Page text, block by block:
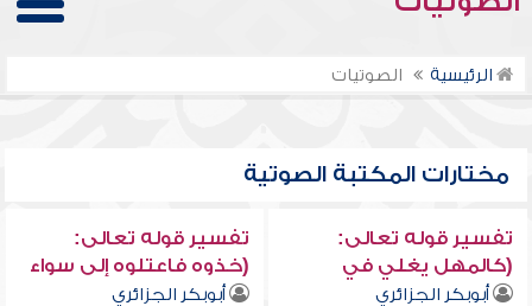
الرئيسية الصوتيات
مختارات المكتبة الصوتية
تفسير قوله تعالى:
(كالمهل يغلي في
البطون * كغلي الحميم)
أبوبكر الجزائري
تفسير قوله تعالى:
(خذوه فاعتلوه إلى سواء
الجحيم ...)
أبوبكر الجزائري